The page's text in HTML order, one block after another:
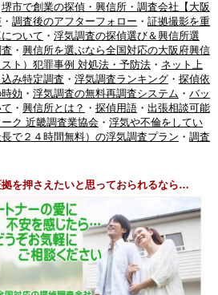
堺市で創業の探偵・興信所・調査会社【大阪
・ 調査後のアフターフォロー ・ 証拠撮影を重
ついて ・ 浮気調査の探偵選び＆興信所選
・ 興信所を選ぶなら全国対応の大阪府興信
ト）犯罪事例 対処法・予防法・ ネット上
み特定調査 ・ 浮気調査ランキング・ 探偵依
効 ・ 浮気調査の無料再調査システム ・ バッ
・ 興信所とは？ ・ 探偵用語・ 出張相談可能
ク 近畿調査業協会・ 浮気や不倫をしてい
で２４時間無料）の浮気調査プラン ・ 調査
を押さえたいと思っておられるなら…